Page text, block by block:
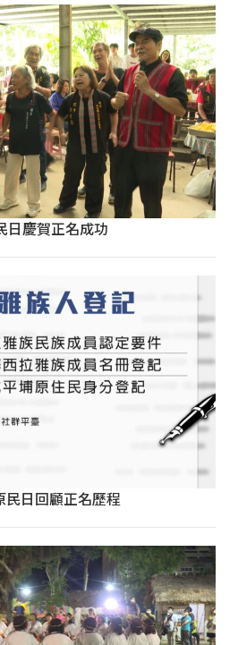
日慶賀正名成功
日回顧正名歷程